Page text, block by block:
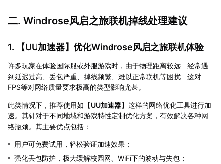
二. Windrose风启之旅联机掉线处理建议
1. 【UU加速器】优化Windrose风启之旅联机体验
许多玩家在体验国际服或外服游戏时，由于物理距离较远，经常遇
到延迟过高、丢包严重、掉线频繁、难以正常联机等困扰，这对
FPS等对网络质量要求极高的类型影响尤甚。
此类情况下，推荐使用如【UU加速器】这样的网络优化工具进行加
速。其针对于不同地域和游戏特性定制优化方案，有效解决各种网
络瓶颈。其主要优点包括：
用户可免费试用，轻松验证加速效果；
强化丢包防护，极大缓解校园网、WiFi下的波动与失包；